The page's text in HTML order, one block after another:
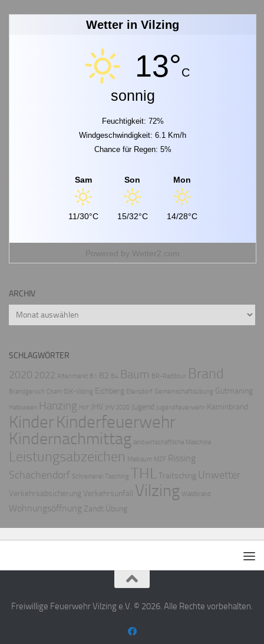
Wetter in Vilzing
13°C
sonnig
Feuchtigkeit: 72%
Windgeschwindigkeit: 6.1 Km/h
Chance für Regen: 5%
Sam
11/30°C
Son
15/32°C
Mon
14/28°C
Powered by Wetter2.com
ARCHIV
Archiv
SCHLAGWÖRTER
2020 2022 Altenmarkt B1 B2 B4 Baum BR-Radltour Brand
Brandgeruch Cham DJK-Vilzing Eichberg Ellersdorf Gemeinschaftsübung Gutmaning
Halloween Hanzing Hof JHV JHV 2020 Jugend Jugendfeuerwehr Kaminbrand
Kinder Kinderfeuerwehr
Kindernachmittag landwirtschaftliche Maschine
Leistungsabzeichen Maibaum MZF Rissing
Schachendorf Schreinerei Tasching THLTraitsching Unwetter
Verkehrsabsicherung Verkehrsunfall Vilzing Waldbrand
Wohnungsöffnung Zandt Übung
Freiwillige Feuerwehr Vilzing e.V. © 2026. Alle Rechte vorbehalten.